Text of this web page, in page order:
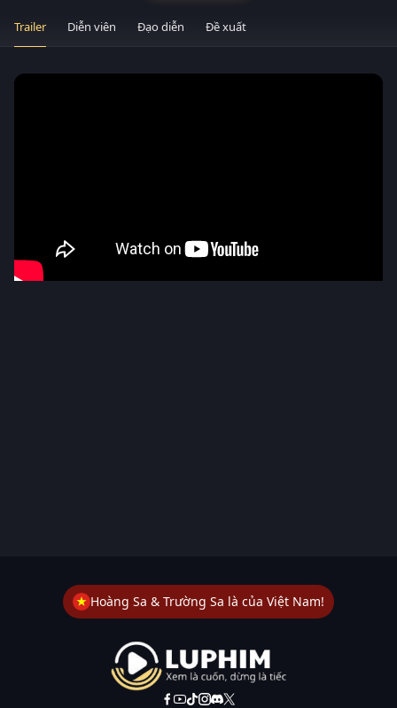
Trailer Diễn viên Đạo diễn Đề xuất
Hoàng Sa & Trường Sa là của Việt Nam!